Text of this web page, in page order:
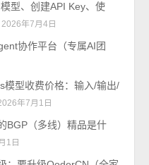
型、创建API Key、使
2026年7月4日
协作平台（专属AI团
模型收费价格：输入/输出/
年7月1日
BGP（多线）精品是什
1日